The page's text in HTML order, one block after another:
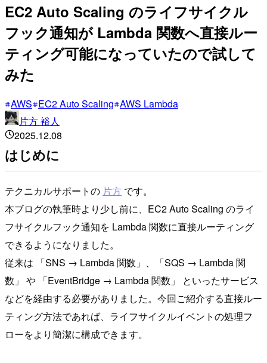
EC2 Auto Scaling のライフサイクル
フック通知が Lambda 関数へ直接ルー
ティング可能になっていたので試して
みた
AWS EC2 Auto Scaling AWS Lambda
片方 裕人
2025.12.08
はじめに
テクニカルサポートの 片方 です。
本ブログの執筆時より少し前に、EC2 Auto Scaling のライ
フサイクルフック通知を Lambda 関数に直接ルーティング
できるようになりました。
従来は 「SNS → Lambda 関数」、「SQS → Lambda 関
数」 や 「EventBridge → Lambda 関数」 といったサービス
などを経由する必要がありました。今回ご紹介する直接ルー
ティング方法であれば、ライフサイクルイベントの処理フ
ローをより簡潔に構成できます。